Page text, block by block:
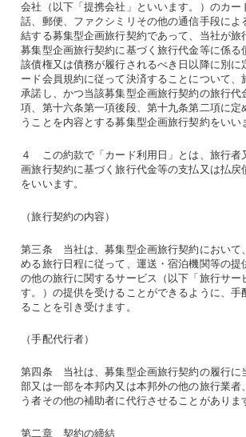
会社（以下「提携会社」といいます。）のカー
話、郵便、ファクシミリその他の通信手段によ
結する募集型企画旅行契約であって、当社が旅
募集型企画旅行契約に基づく旅行代金等に係る
該債権又は債務が履行されるべき日以降に別に
ード会員規約に従って決済することについて、
承諾し、かつ当該募集型企画旅行契約の旅行代
項、第十六条第一項後段、第十九条第二項に定
うことを内容とする募集型企画旅行契約をいい
４ この約款で「カード利用日」とは、旅行者
画旅行契約に基づく旅行代金等の支払又は払戻
をいいます。
（旅行契約の内容）
第三条 当社は、募集型企画旅行契約において
める旅行日程に従って、運送・宿泊機関等の提
の他の旅行に関するサービス（以下「旅行サー
す。）の提供を受けることができるように、手
ることを引き受けます。
（手配代行者）
第四条 当社は、募集型企画旅行契約の履行に
部又は一部を本邦内又は本邦外の他の旅行業者
う者その他の補助者に代行させることがありま
第二章 契約の締結